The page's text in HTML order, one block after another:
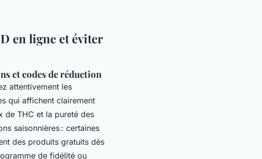
en ligne et éviter
et codes de réduction
attentivement les
qui affichent clairement
de THC et la pureté des
saisonnières : certaines
des produits gratuits dès
de fidélité ou